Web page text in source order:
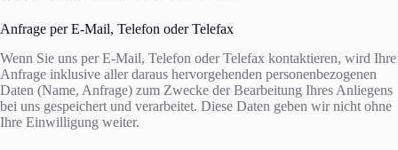
Anfrage per E-Mail, Telefon oder Telefax
Wenn Sie uns per E-Mail, Telefon oder Telefax kontaktieren, wird Ihre
Anfrage inklusive aller daraus hervorgehenden personenbezogenen
Daten (Name, Anfrage) zum Zwecke der Bearbeitung Ihres Anliegens
bei uns gespeichert und verarbeitet. Diese Daten geben wir nicht ohne
Ihre Einwilligung weiter.